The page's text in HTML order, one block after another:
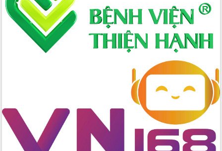
Đắk Lắk đẩy mạnh nuôi biển công
nghệ, hướng tới phát triển thủy sản
bền vững
Tập huấn nâng cao năng lực triển khai
chuyển đổi số cho cán bộ, công chức
tâm đạt được mục tiêu tăng trưởng
hai con số trong năm 2026
Tổ chức trang trọng Lễ hội Đền thờ
Lương Văn Chánh năm 2026